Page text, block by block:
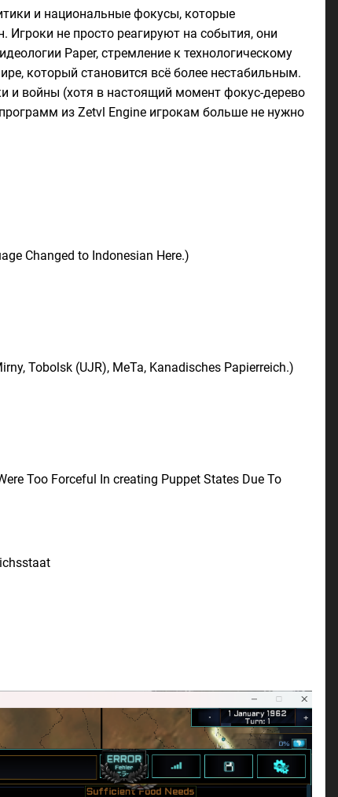
и национальные фокусы, которые
Игроки не просто реагируют на события, они
Paper, стремление к технологическому
который становится всё более нестабильным.
и войны (хотя в настоящий момент фокус-дерево
из Zetvl Engine игрокам больше не нужно
Changed to Indonesian Here.)
Tobolsk (UJR), MeTa, Kanadisches Papierreich.)
Too Forceful In creating Puppet States Due To